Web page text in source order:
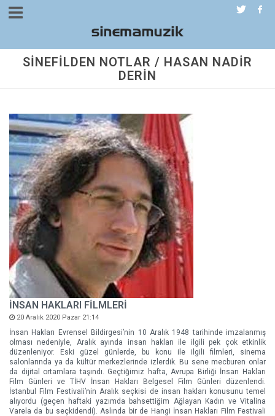
SİNEFİLDEN NOTLAR / HASAN NADİR
DERİN
İNSAN HAKLARI FİLMLERİ
20 Aralık 2020 Pazar 21:14
İnsan Hakları Evrensel Bildirgesi’nin 10 Aralık 1948 tarihinde imzalanmış
olması nedeniyle, Aralık ayında insan hakları ile ilgili pek çok etkinlik
düzenleniyor. Eski güzel günlerde, bu konu ile ilgili filmleri, sinema
salonlarında ya da kültür merkezlerinde izlerdik. Bu sene mecburen onlar
da dijital ortamlara taşındı. Geçtiğimiz hafta, Avrupa Birliği İnsan Hakları
Film Günleri ve TİHV İnsan Hakları Belgesel Film Günleri düzenlendi.
İstanbul Film Festivali’nin Aralık seçkisi de insan hakları konusunu temel
alıyordu (geçen haftaki yazımda bahsettiğim Ağlayan Kadın ve Vitalina
Varela da bu seçkidendi). Aslında bir de Hangi İnsan Hakları Film Festivali